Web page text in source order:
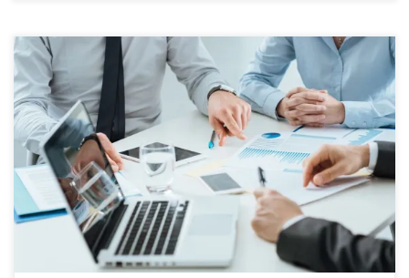
Una empresa también tiene riesgos penales. Aunque
parezca que esto es algo en lo que pueden incurrir
únicamente las personas físicas, lo cierto es que nada
más lejos de la realidad. Estos que detallamos son los
más relevantes.